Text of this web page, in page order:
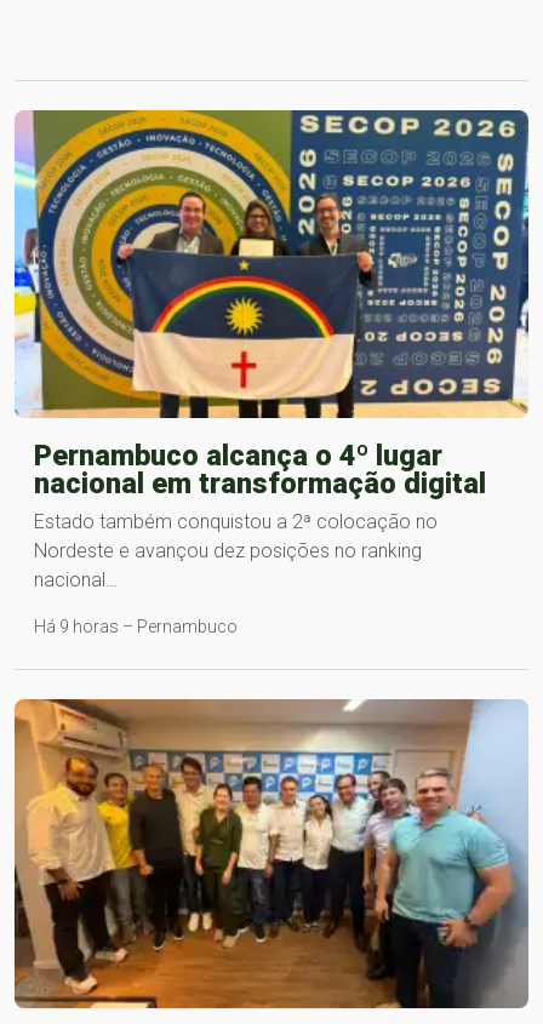
Pernambuco alcança o 4º lugar
nacional em transformação digital
Estado também conquistou a 2ª colocação no
Nordeste e avançou dez posições no ranking
nacional…
Há 9 horas – Pernambuco